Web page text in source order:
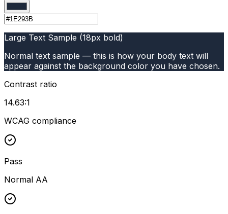
Large Text Sample (18px bold)
Normal text sample — this is how your body text will
appear against the background color you have chosen.
Contrast ratio
14.63:1
WCAG compliance
Pass
Normal AA